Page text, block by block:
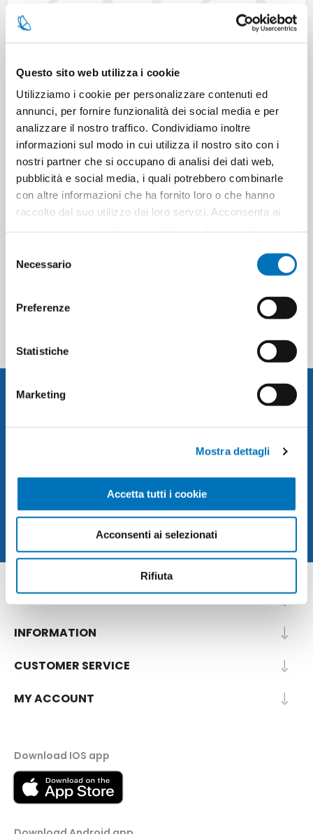
Questo sito web utilizza i cookie
Utilizziamo i cookie per personalizzare contenuti ed
annunci, per fornire funzionalità dei social media e per
analizzare il nostro traffico. Condividiamo inoltre
informazioni sul modo in cui utilizza il nostro sito con i
nostri partner che si occupano di analisi dei dati web,
pubblicità e social media, i quali potrebbero combinarle
con altre informazioni che ha fornito loro o che hanno
raccolto dal suo utilizzo dei loro servizi. Acconsenta ai
delNecessario
Preferenze
Statistiche
Marketing
Mostra dettagli
Accetta tutti i cookie
Acconsenti ai selezionati
Rifiuta
@ BIOFORM PLUS
DISINFETTANTE PAVIMENTI 1 LT
PMC
* AMUCHINA PAVIMENTI ML
1000+500 FRESCH ALPINA
2 3 4 5 6
POPULAR TAGS
INFORMATION
CUSTOMER SERVICE
MY ACCOUNT
Download IOS app